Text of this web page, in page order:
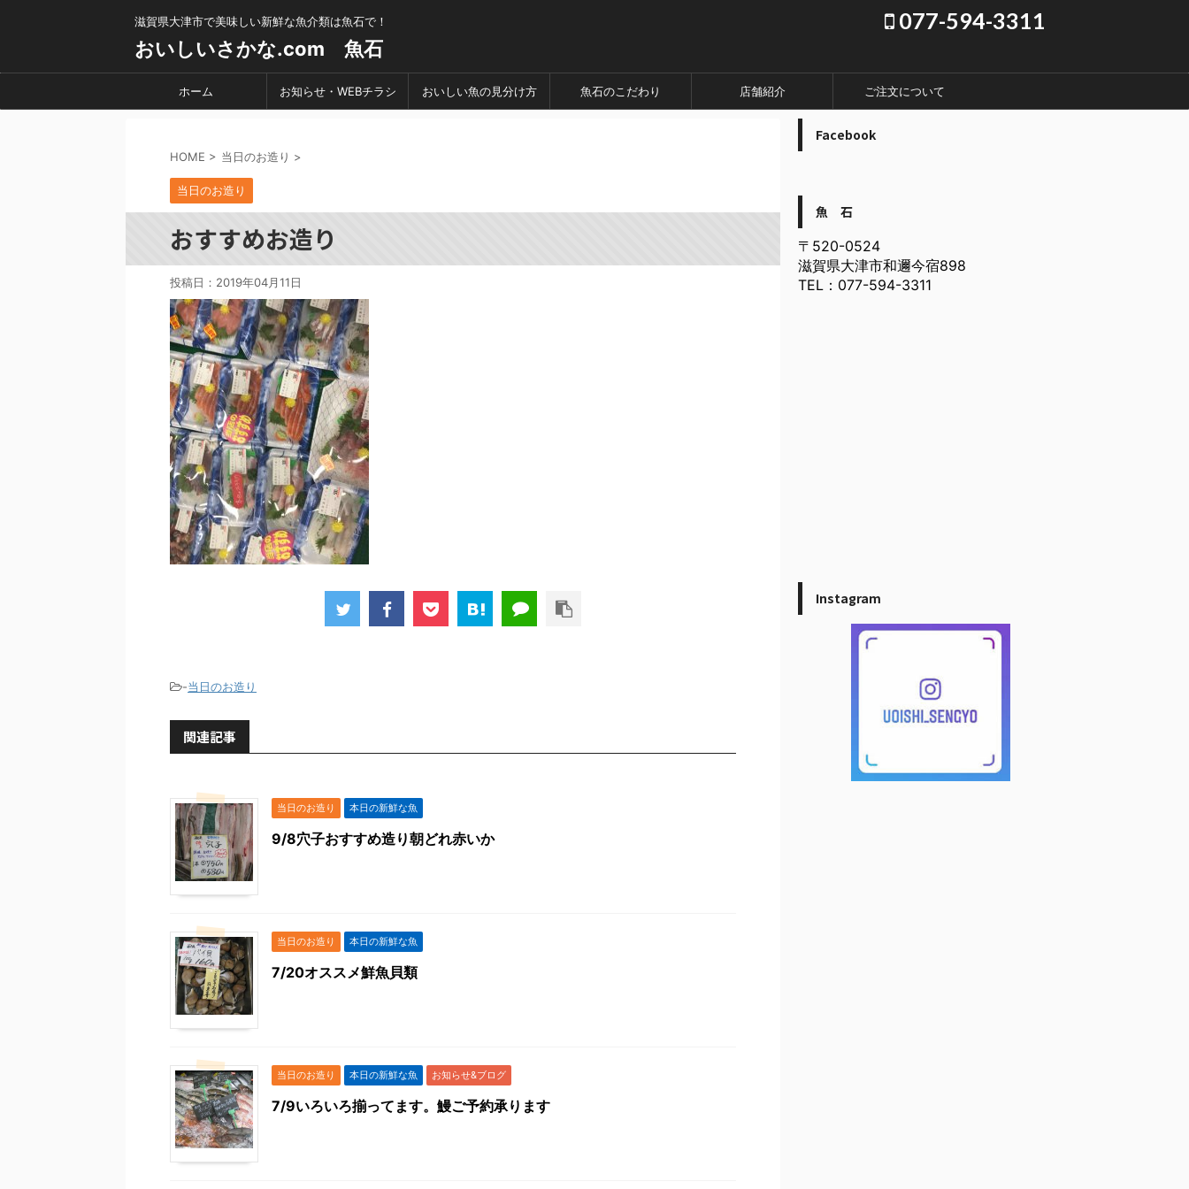
滋賀県大津市で美味しい新鮮な魚介類は魚石で！
おいしいさかな.com 魚石
077-594-3311
ホーム お知らせ・WEBチラシ おいしい魚の見分け方 魚石のこだわり 店舗紹介 ご注文について
HOME > 当日のお造り >
当日のお造り
おすすめお造り
投稿日： 2019年04月11日
-当日のお造り
関連記事
当日のお造り 本日の新鮮な魚
9/8穴子おすすめ造り朝どれ赤いか
当日のお造り 本日の新鮮な魚
7/20オススメ鮮魚貝類
当日のお造り 本日の新鮮な魚 お知らせ&ブログ
7/9いろいろ揃ってます。鰻ご予約承ります
Facebook
魚 石
〒520-0524
滋賀県大津市和邇今宿898
TEL：077-594-3311
Instagram